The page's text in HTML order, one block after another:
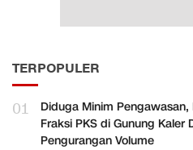
TERPOPULER
01
Diduga Minim
Fraksi PKS di Gunung Kaler
Pengurangan Volume